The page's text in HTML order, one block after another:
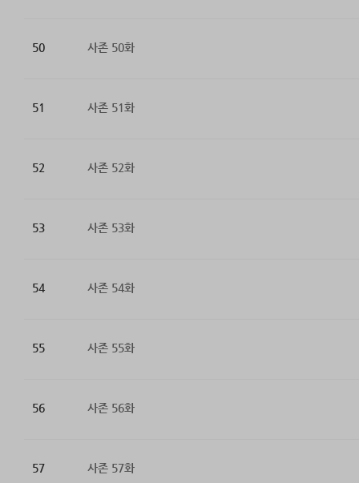
50 사존 50화
51 사존 51화
52 사존 52화
53 사존 53화
54 사존 54화
55 사존 55화
56 사존 56화
57 사존 57화